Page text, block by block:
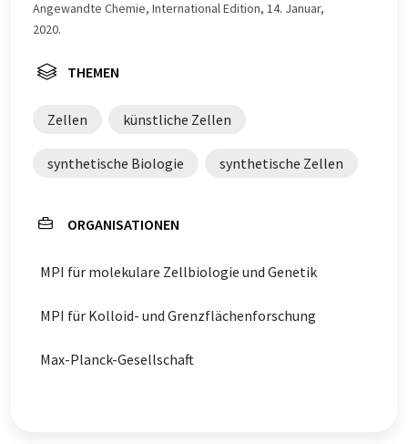
Angewandte Chemie, International Edition, 14. Januar,
2020.
THEMEN
Zellen künstliche Zellen
synthetische Biologie synthetische Zellen
ORGANISATIONEN
MPI für molekulare Zellbiologie und Genetik
MPI für Kolloid- und Grenzflächenforschung
Max-Planck-Gesellschaft